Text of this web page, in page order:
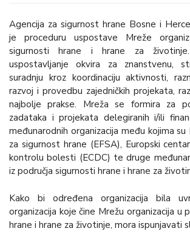
Agencija za sigurnost hrane Bosne i
je proceduru uspostave Mreže
sigurnosti hrane i hrane za
uspostavljanje okvira za znanstvenu,
suradnju kroz koordinaciju aktivnosti,
razvoj i provedbu zajedničkih projekata,
najbolje prakse. Mreža se formira za
zadataka i projekata delegiranih i/ili
međunarodnih organizacija među kojima su
za sigurnost hrane (EFSA), Europski
kontrolu bolesti (ECDC) te druge
iz područja sigurnosti hrane i hrane za
Kako bi određena organizacija bila
organizacija koje čine Mrežu organizacija u
hrane i hrane za životinje, mora ispunjavati